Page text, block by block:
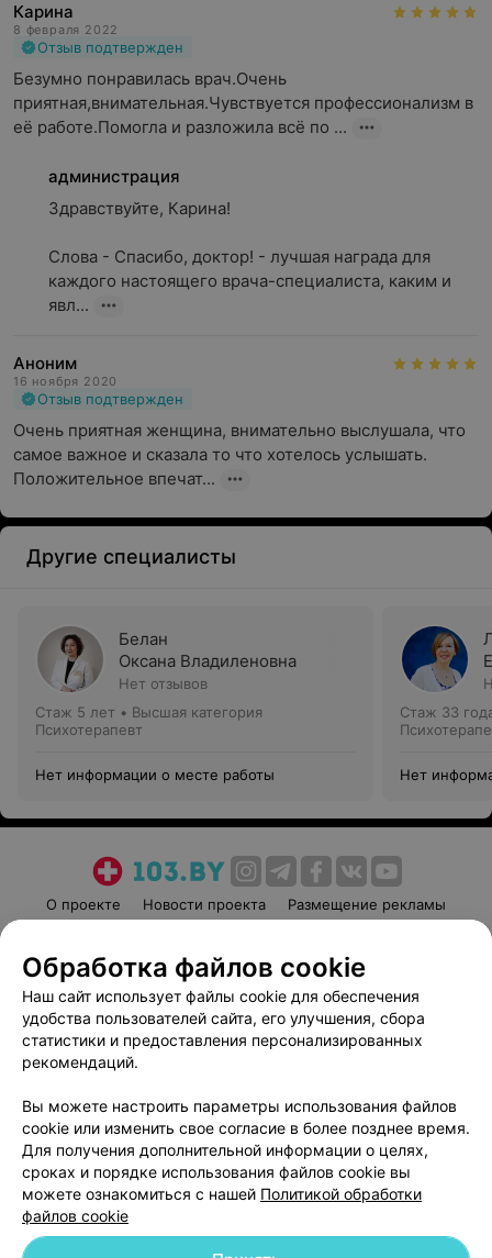
Карина
8 февраля 2022
Отзыв подтвержден
Безумно понравилась врач.Очень
приятная,внимательная.Чувствуется профессионализм в
её работе.Помогла и разложила всё по ...
администрация
Здравствуйте, Карина!
Слова - Спасибо, доктор! - лучшая награда для
каждого настоящего врача-специалиста, каким и
явл...
Аноним
16 ноября 2020
Отзыв подтвержден
Очень приятная женщина, внимательно выслушала, что
самое важное и сказала то что хотелось услышать.
Положительное впечат...
Другие специалисты
Белан
Оксана Владиленовна
Нет отзывов
Стаж 5 лет • Высшая категория
Психотерапевт
Нет информации о месте работы
Стаж 33
Нет
О проекте Новости проекта
Размещение рекламы
Пользовательское соглашение
Способы оплаты
Вакансии
Партнеры
Написать руководителю 103.by
Обработка персональных данных
Обработка файлов cookie
Наш сайт использует файлы cookie для обеспечения
удобства пользователей сайта, его улучшения, сбора
статистики и предоставления персонализированных
рекомендаций.
Вы можете настроить параметры использования файлов
cookie или изменить свое согласие в более позднее время.
Для получения дополнительной информации о целях,
сроках и порядке использования файлов cookie вы
можете ознакомиться с нашей Политикой обработки
файлов cookie